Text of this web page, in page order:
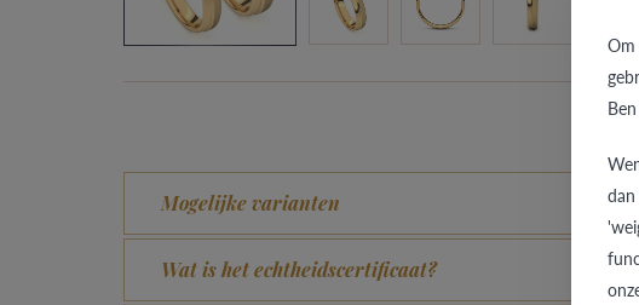
Mogelijke varianten
Wat is het echtheidscertificaat?
Om